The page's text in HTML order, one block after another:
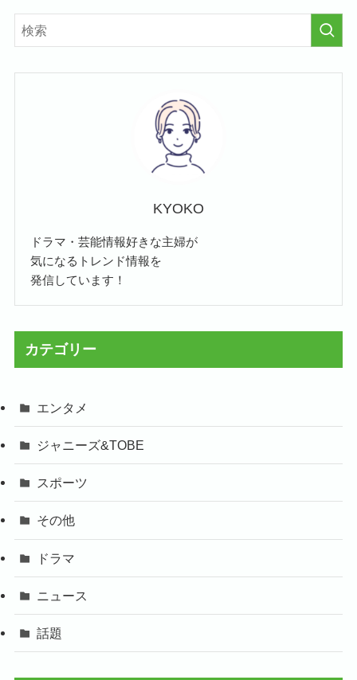
KYOKO
ドラマ・芸能情報好きな主婦が
気になるトレンド情報を
発信しています！
カテゴリー
エンタメ
ジャニーズ&TOBE
スポーツ
その他
ドラマ
ニュース
話題